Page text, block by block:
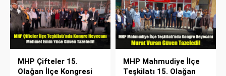
MHP Çifteler 15.
Olağan İlçe Kongresi
MHP Mahmudiye İlçe
Teşkilatı 15. Olağan